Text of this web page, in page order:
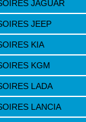
JAGUAR
JEEP
KIA
KGM
LADA
LANCIA